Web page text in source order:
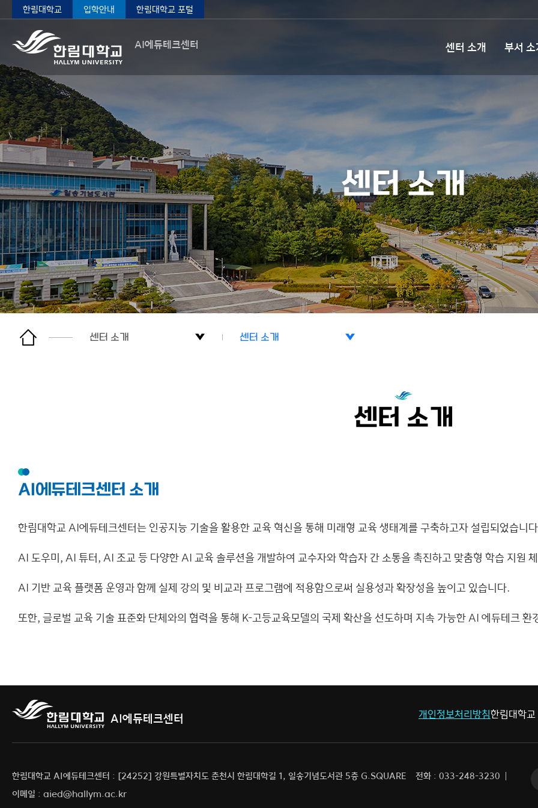
한림대학교 입학안내 한림대학교 포털
AI에듀테크센터 센터 소개 부서
센터 소개
센터 소개
커뮤니티
사이트맵
센터 소개
센터 규정
오시는길
센터 소개
AI에듀테크센터 소개
한림대학교 AI에듀테크센터는 인공지능 기술을 활용한 교육 혁신을 통해 미래형 교육 생태계를 구축하고자 설립되었습니
AI 도우미, AI 튜터, AI 조교 등 다양한 AI 교육 솔루션을 개발하여 교수자와 학습자 간 소통을 촉진하고 맞춤형 학습 지원
AI 기반 교육 플랫폼 운영과 함께 실제 강의 및 비교과 프로그램에 적용함으로써 실용성과 확장성을 높이고 있습니다.
또한, 글로벌 교육 기술 표준화 단체와의 협력을 통해 K-고등교육모델의 국제 확산을 선도하며 지속 가능한 AI 에듀테크
AI에듀테크센터 개인정보처리방침한림대학
한림대학교 AI에듀테크센터 : [24252] 강원특별자치도 춘천시 한림대학길 1, 일송기념도서관 5층 G.SQUARE
전화 : 033-248-3230
이메일 : aied@hallym.ac.kr